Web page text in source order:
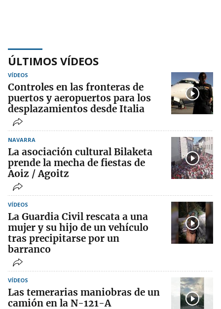
ÚLTIMOS VÍDEOS
VÍDEOS
Controles en las fronteras de
puertos y aeropuertos para los
desplazamientos desde Italia
NAVARRA
La asociación cultural Bilaketa
prende la mecha de fiestas de
Aoiz / Agoitz
VÍDEOS
La Guardia Civil rescata a una
mujer y su hijo de un vehículo
tras precipitarse por un
barranco
VÍDEOS
Las temerarias maniobras de un
camión en la N-121-A